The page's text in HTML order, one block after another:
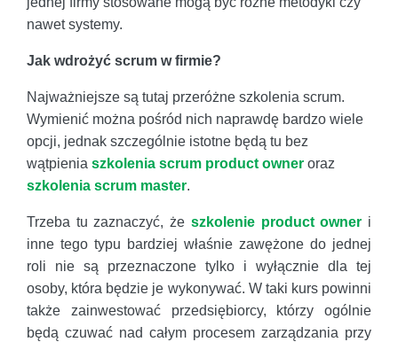
nawet systemy.
Jak wdrożyć scrum w firmie?
Najważniejsze są tutaj przeróżne szkolenia scrum.
Wymienić można pośród nich naprawdę bardzo wiele
opcji, jednak szczególnie istotne będą tu bez
wątpienia szkolenia scrum product owner oraz
szkolenia scrum master.
Trzeba tu zaznaczyć, że szkolenie product owner i
inne tego typu bardziej właśnie zawężone do jednej
roli nie są przeznaczone tylko i wyłącznie dla tej
osoby, która będzie je wykonywać. W taki kurs powinni
także zainwestować przedsiębiorcy, którzy ogólnie
będą czuwać nad całym procesem zarządzania przy